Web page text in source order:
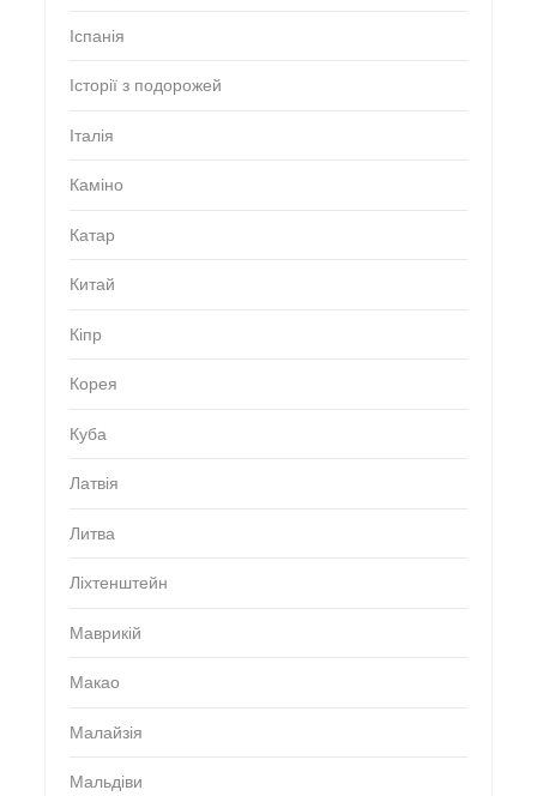
Іспанія
Історії з подорожей
Італія
Каміно
Катар
Китай
Кіпр
Корея
Куба
Латвія
Литва
Ліхтенштейн
Маврикій
Макао
Малайзія
Мальдіви